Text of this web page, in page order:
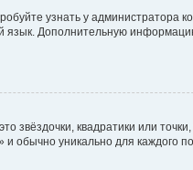
узнать у администратора
язык. Дополнительную
звёздочки, квадратики или
обычно уникально для каждого